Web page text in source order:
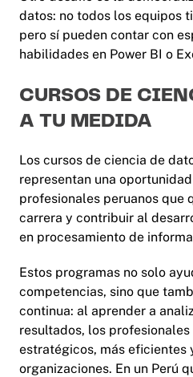
datos: no todos los equipos
pero sí pueden contar con
habilidades en Power BI o
CURSOS DE
A TU MEDIDA
Los cursos de ciencia de
representan una
profesionales peruanos que
carrera y contribuir al
en procesamiento de
Estos programas no solo
competencias, sino que
continua: al aprender a
resultados, los profesionales
estratégicos, más eficientes
organizaciones. En un Perú